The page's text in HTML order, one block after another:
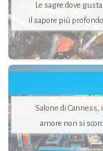
Le sagre dove
il sapore più
Salone di Canness,
amore non si